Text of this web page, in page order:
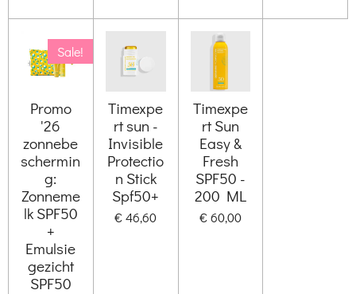
Sale!
Promo
'26
zonnebe
schermin
g:
Zonneme
lk SPF50
+
Emulsie
gezicht
SPF50
Timexpe
rt sun -
Invisible
Protectio
n Stick
Spf50+
€ 46,60
Timexpe
rt Sun
Easy &
Fresh
SPF50 -
200 ML
€ 60,00